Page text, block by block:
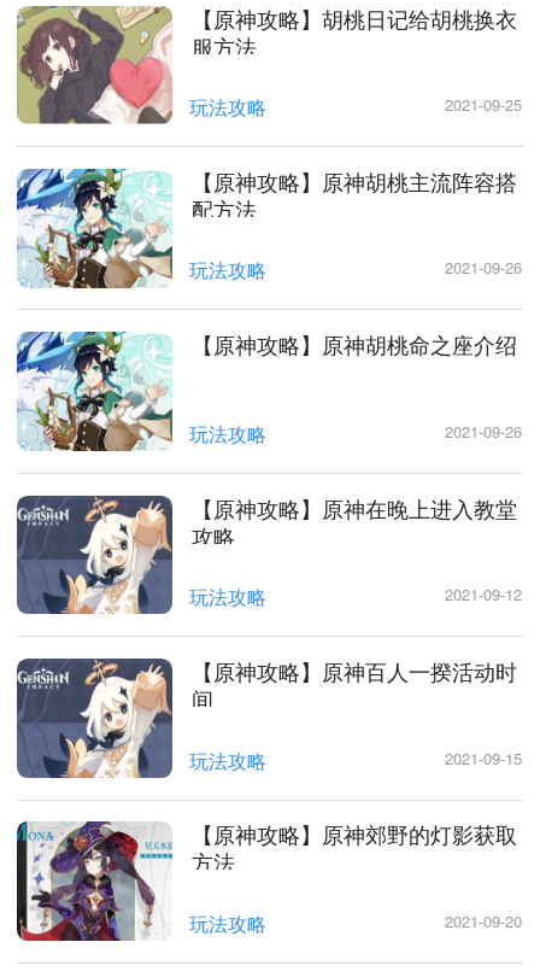
【原神攻略】胡桃日记给胡桃换衣
服方法
玩法攻略 2021-09-25
【原神攻略】原神胡桃主流阵容搭
配方法
玩法攻略 2021-09-26
【原神攻略】原神胡桃命之座介绍
玩法攻略 2021-09-26
【原神攻略】原神在晚上进入教堂
攻略
玩法攻略 2021-09-12
【原神攻略】原神百人一揆活动时
间
玩法攻略 2021-09-15
【原神攻略】原神郊野的灯影获取
方法
玩法攻略 2021-09-20